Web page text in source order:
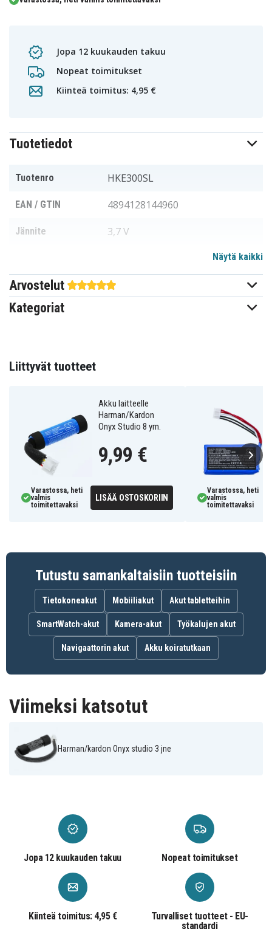
Jopa 12 kuukauden takuu
Nopeat toimitukset
Kiinteä toimitus: 4,95 €
Tuotetiedot
Tuotenro HKE300SL
EAN / GTIN 4894128144960
Jännite 3,7 V
Mitat 69,26 x 20,40 x 20,40 mm
Kapasiteetti
CP-HK02
Akku on yhteensopiva seuraavien mallien kanssa:
Harman/kardon
Onyx studio 3
Näytä kaikki
Arvostelut
Kategoriat
Liittyvät tuotteet
Akku laitteelle
Harman/Kardon
Onyx Studio 8 ym.
9,99 €
Varastossa, heti
valmis
toimitettavaksi
LISÄÄ OSTOSKORIIN
Varastossa, heti
valmis
toimitettavaksi
Tutustu samankaltaisiin tuotteisiin
Tietokoneakut Mobiiliakut Akut tabletteihin
SmartWatch-akut Kamera-akut Työkalujen akut
Navigaattorin akut Akku koiratutkaan
Viimeksi katsotut
Harman/kardon Onyx studio 3 jne
Jopa 12 kuukauden takuu Nopeat toimitukset
Kiinteä toimitus: 4,95 €
Turvalliset tuotteet - EU-
standardi